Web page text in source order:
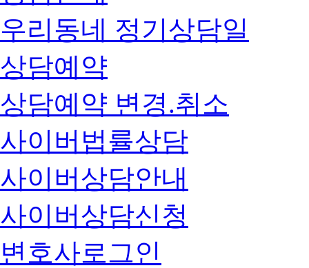
우리동네 정기상담일
상담예약
상담예약 변경.취소
사이버법률상담
사이버상담안내
사이버상담신청
변호사로그인